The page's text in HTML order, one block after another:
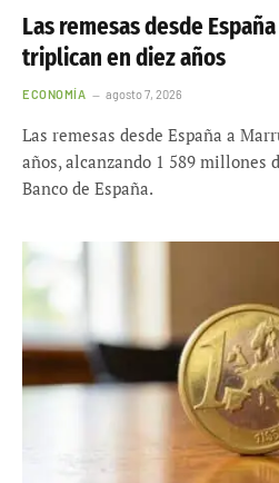
Las remesas desde
triplican en diez años
ECONOMÍA agosto 7, 2026
Las remesas desde España a
años, alcanzando 1 589 millones
Banco de España.